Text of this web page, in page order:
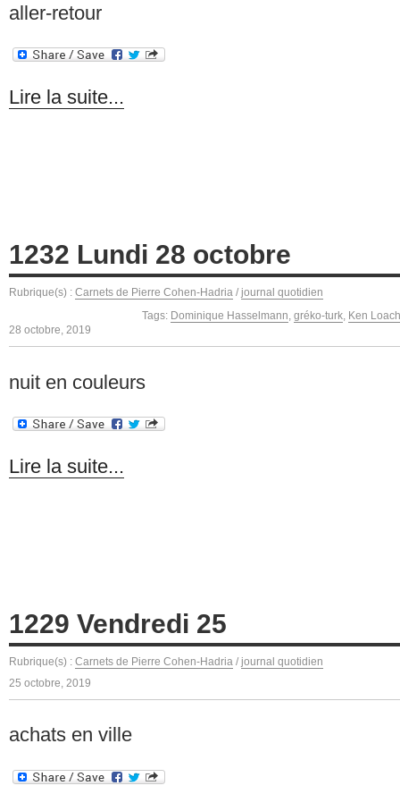
aller-retour
Lire la suite...
1232 Lundi 28 octobre
Rubrique(s) : Carnets de Pierre Cohen-Hadria / journal quotidien
Tags: Dominique Hasselmann, gréko-turk, Ken Loach
28 octobre, 2019
nuit en couleurs
Lire la suite...
1229 Vendredi 25
Rubrique(s) : Carnets de Pierre Cohen-Hadria / journal quotidien
25 octobre, 2019
achats en ville